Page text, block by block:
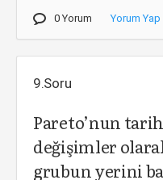
0 Yorum Yorum Yap
9.Soru
Pareto’nun
değişimler
grubun yerini